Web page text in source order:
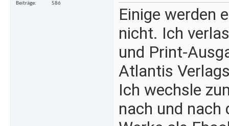
Beiträge
586
Einige werden
nicht. Ich
und Print-
Atlantis
Ich wechsle
nach und nach